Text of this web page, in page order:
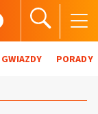
GWIAZDY PORADY